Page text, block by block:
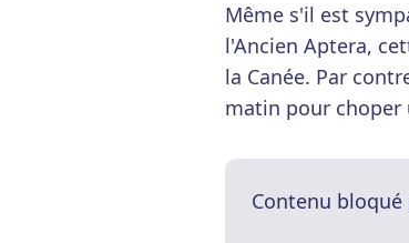
Même s'il est
l'Ancien Aptera,
la Canée. Par
matin pour choper
Contenu